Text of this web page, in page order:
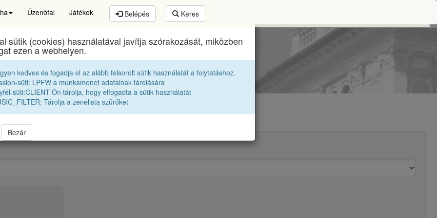
Üzenőfal Játékok Belépés Keres
Farkas Elméleti Líceumegykori diákjai 2011 12Alpha
K. Franci
sütik (cookies) használatával javítja szórakozását, miközben
ezen a webhelyen.
kedves és fogadja el az alább felsorolt sütik használatát a folytatáshoz.
süti: LPFW a munkamenet adatainak tárolására
süti:CLIENT Ön tárolja, hogy elfogadta a sütik használatát
Tárolja a zenelista szűrőket
Bezár